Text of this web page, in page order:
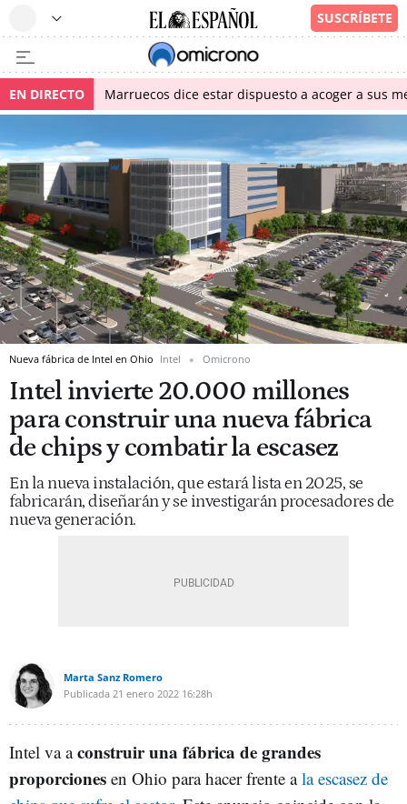
EN DIRECTO Marruecos dice estar dispuesto a acoger a sus
Nueva fábrica de Intel en Ohio Intel Omicrono
Intel invierte 20.000 millones
para construir una nueva fábrica
de chips y combatir la escasez
En la nueva instalación, que estará lista en 2025, se
fabricarán, diseñarán y se investigarán procesadores de
nueva generación.
Marta Sanz Romero
Publicada 21 enero 2022 16:28h
Intel va aconstruir una fábrica de grandes
proporciones en Ohio para hacer frente ala escasez de